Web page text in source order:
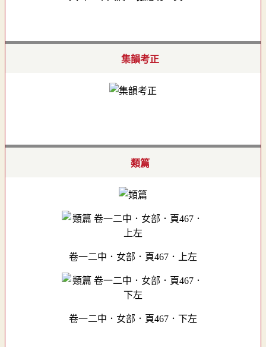
集韻考正
類篇
卷一二中．女部．頁467．上左
卷一二中．女部．頁467．下左